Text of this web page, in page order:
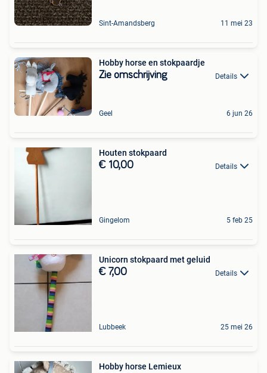
Sint-Amandsberg 11 mei 23
Hobby horse en stokpaardje
Zie omschrijving Details
Geel 6 jun 26
Houten stokpaard
€ 10,00 Details
Gingelom 5 feb 25
Unicorn stokpaard met geluid
€ 7,00 Details
Lubbeek 25 mei 26
Hobby horse Lemieux